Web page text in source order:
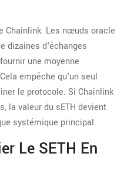
Chainlink. Les nœuds oracle
dizaines d'échanges
une moyenne
Cela empêche qu'un seul
le protocole. Si Chainlink
la valeur du sETH devient
systémique principal.
Le SETH En